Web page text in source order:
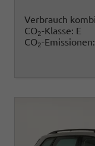
Verbrauch
CO2-Klasse: E
CO2-Emissionen: